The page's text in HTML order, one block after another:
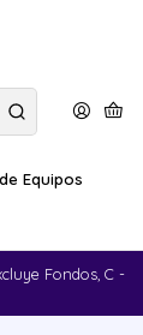
Equipos
Fondos, C -